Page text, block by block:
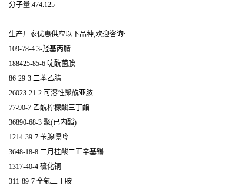
分子量:474.125
生产厂家优惠供应以下品种,欢迎咨询:
109-78-4 3-羟基丙腈
188425-85-6 啶酰菌胺
86-29-3 二苯乙腈
26023-21-2 可溶性聚酰亚胺
77-90-7 乙酰柠檬酸三丁酯
36890-68-3 聚(已内酯)
1214-39-7 苄腺嘌呤
3648-18-8 二月桂酸二正辛基锡
1317-40-4 硫化铜
311-89-7 全氟三丁胺